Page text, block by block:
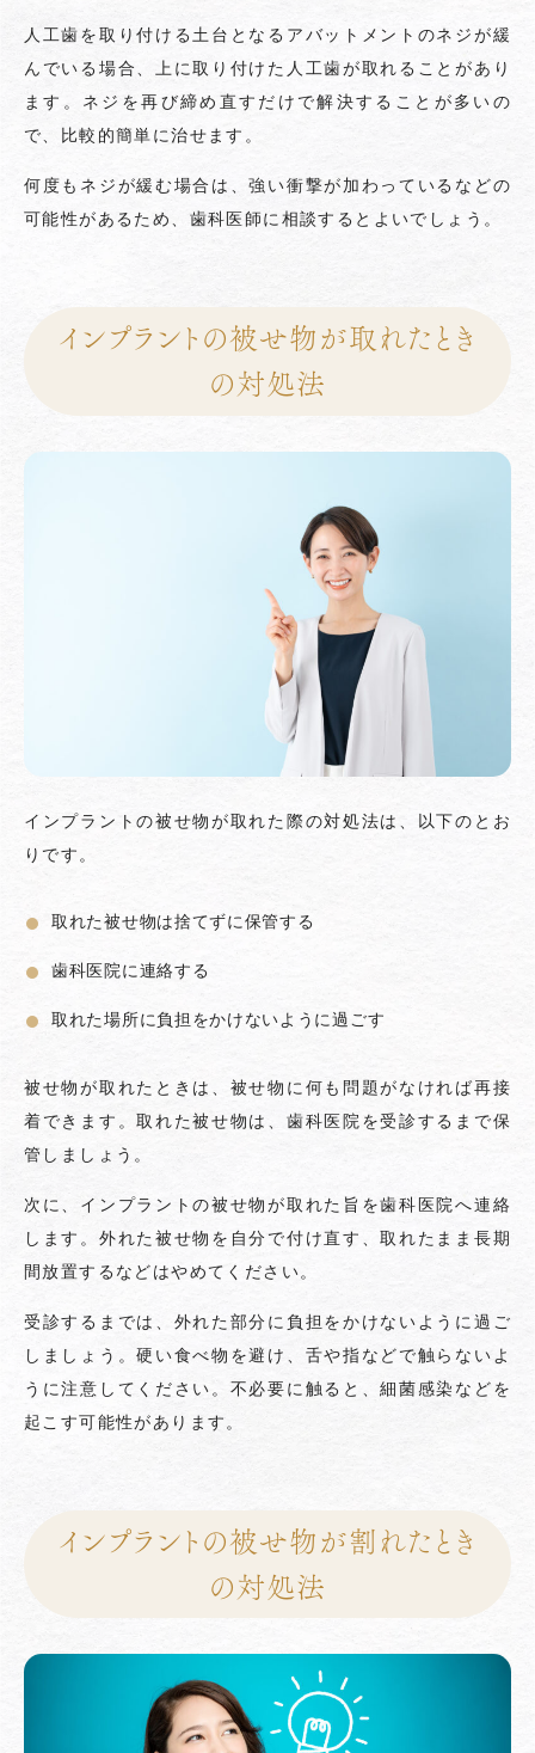
人工歯を取り付ける土台となるアバットメントのネジが緩
んでいる場合、上に取り付けた人工歯が取れることがあり
ます。ネジを再び締め直すだけで解決することが多いの
で、比較的簡単に治せます。
何度もネジが緩む場合は、強い衝撃が加わっているなどの
可能性があるため、歯科医師に相談するとよいでしょう。
インプラントの被せ物が取れたとき
の対処法
インプラントの被せ物が取れた際の対処法は、以下のとお
りです。
取れた被せ物は捨てずに保管する
歯科医院に連絡する
取れた場所に負担をかけないように過ごす
被せ物が取れたときは、被せ物に何も問題がなければ再接
着できます。取れた被せ物は、歯科医院を受診するまで保
管しましょう。
次に、インプラントの被せ物が取れた旨を歯科医院へ連絡
します。外れた被せ物を自分で付け直す、取れたまま長期
間放置するなどはやめてください。
受診するまでは、外れた部分に負担をかけないように過ご
しましょう。硬い食べ物を避け、舌や指などで触らないよ
うに注意してください。不必要に触ると、細菌感染などを
起こす可能性があります。
インプラントの被せ物が割れたとき
の対処法